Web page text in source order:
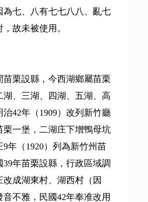
為七、八有七七八八、亂七
故未被使用。
苗栗設縣，今西湖鄉屬苗栗
湖、三湖、四湖、五湖、高
治42年（1909）改列新竹廳
栗一堡，二湖庄下增鴨母坑
9年（1920）列為新竹州苗
39年苗栗設縣，行政區域調
改成湖東村、湖西村（因
音不雅，民國42年奉准改用